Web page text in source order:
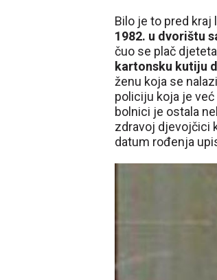
Bilo je to pred
1982. u dvorištu
čuo se plač
kartonsku kutiju
ženu koja se
policiju koja je već
bolnici je ostala
zdravoj djevojčici
datum rođenja